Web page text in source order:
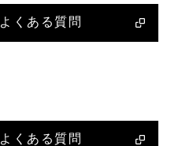
よくある質問
よくある質問